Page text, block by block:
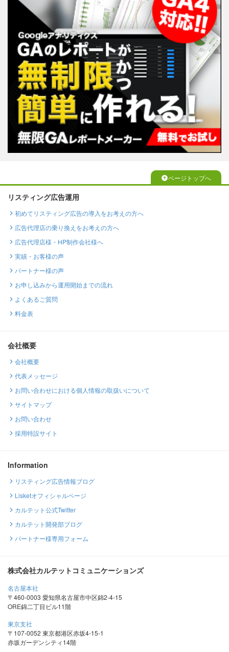
ページトップへ
リスティング広告運用
初めてリスティング広告の導入をお考えの方へ
広告代理店の乗り換えをお考えの方へ
広告代理店様・HP制作会社様へ
実績・お客様の声
パートナー様の声
お申し込みから運用開始までの流れ
よくあるご質問
料金表
会社概要
会社概要
代表メッセージ
お問い合わせにおける個人情報の取扱いについて
サイトマップ
お問い合わせ
採用特設サイト
Information
リスティング広告情報ブログ
Lisketオフィシャルページ
カルテット公式Twitter
カルテット開発部ブログ
パートナー様専用フォーム
株式会社カルテットコミュニケーションズ
名古屋本社
〒460-0003 愛知県名古屋市中区錦2-4-15
ORE錦二丁目ビル11階
東京支社
〒107-0052 東京都港区赤坂4-15-1
赤坂ガーデンシティ14階